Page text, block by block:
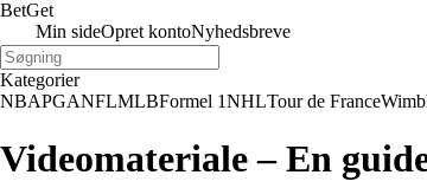
BetGet
Min sideOpret kontoNyhedsbreve
Kategorier
NBAPGANFLMLBFormel 1NHLTour de France
Videomateriale – En